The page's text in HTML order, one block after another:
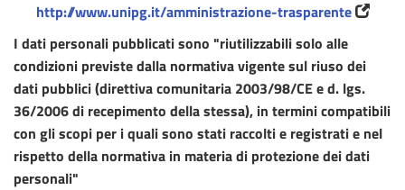
http://www.unipg.it/amministrazione-trasparente
I dati personali pubblicati sono "riutilizzabili solo alle
condizioni previste dalla normativa vigente sul riuso dei
dati pubblici (direttiva comunitaria 2003/98/CE e d. lgs.
36/2006 di recepimento della stessa), in termini compatibili
con gli scopi per i quali sono stati raccolti e registrati e nel
rispetto della normativa in materia di protezione dei dati
personali"